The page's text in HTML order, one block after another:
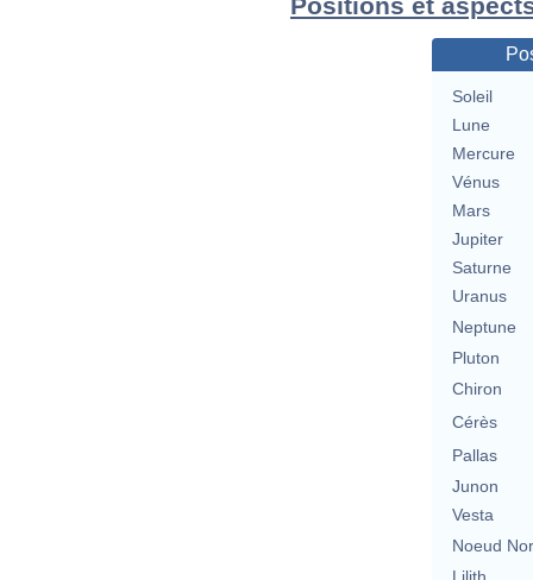
Positions et
Soleil
Lune
Mercure
Vénus
Mars
Jupiter
Saturne
Uranus
Neptune
Pluton
Chiron
Cérès
Pallas
Junon
Vesta
Noeud